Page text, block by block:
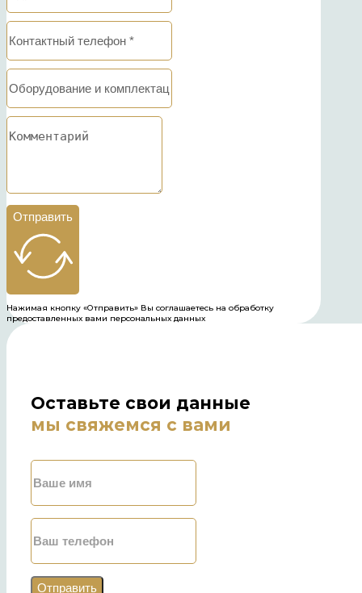
Отправить
Нажимая кнопку «Отправить» Вы соглашаетесь на обработку
предоставленных вами персональных данных
Оставьте свои данные
мы свяжемся с вами
Отправить